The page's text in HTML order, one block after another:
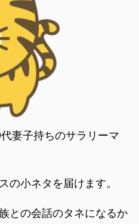
妻子持ちのサラリーマ
の小ネタを届けます。
との会話のタネになるか